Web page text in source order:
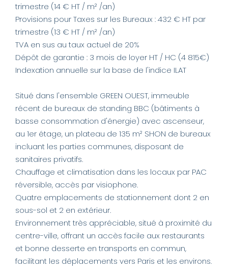
trimestre (14 € HT / m² /an)
Provisions pour Taxes sur les Bureaux : 432 € HT par
trimestre (13 € HT / m² /an)
TVA en sus au taux actuel de 20%
Dépôt de garantie : 3 mois de loyer HT / HC (4 815€)
Indexation annuelle sur la base de l'indice ILAT
Situé dans l'ensemble GREEN OUEST, immeuble
récent de bureaux de standing BBC (bâtiments à
basse consommation d'énergie) avec ascenseur,
au 1er étage, un plateau de 135 m² SHON de bureaux
incluant les parties communes, disposant de
sanitaires privatifs.
Chauffage et climatisation dans les locaux par PAC
réversible, accès par visiophone.
Quatre emplacements de stationnement dont 2 en
sous-sol et 2 en extérieur.
Environnement très appréciable, situé à proximité du
centre-ville, offrant un accès facile aux restaurants
et bonne desserte en transports en commun,
facilitant les déplacements vers Paris et les environs.